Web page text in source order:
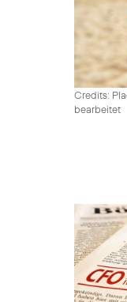
Credits:
bearbeitet